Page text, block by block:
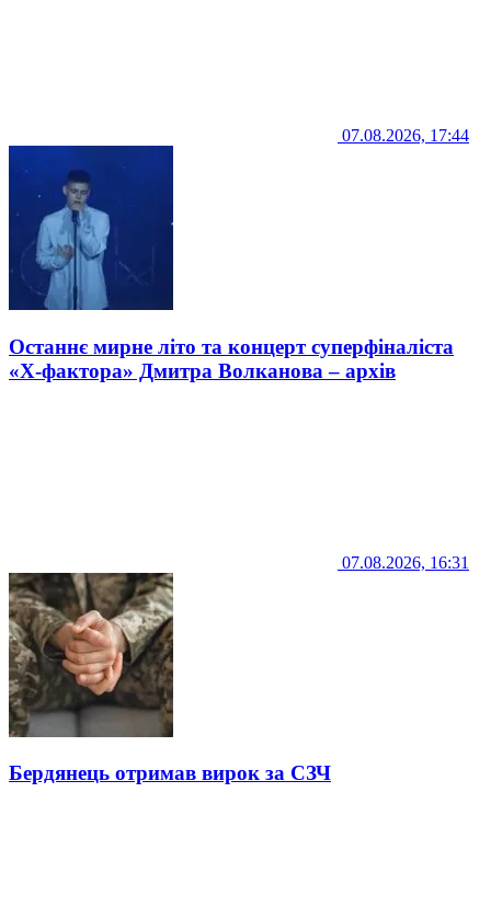
07.08.2026, 17:44
Останнє мирне літо та концерт суперфіналіста
«Х-фактора» Дмитра Волканова – архів
07.08.2026, 16:31
Бердянець отримав вирок за СЗЧ